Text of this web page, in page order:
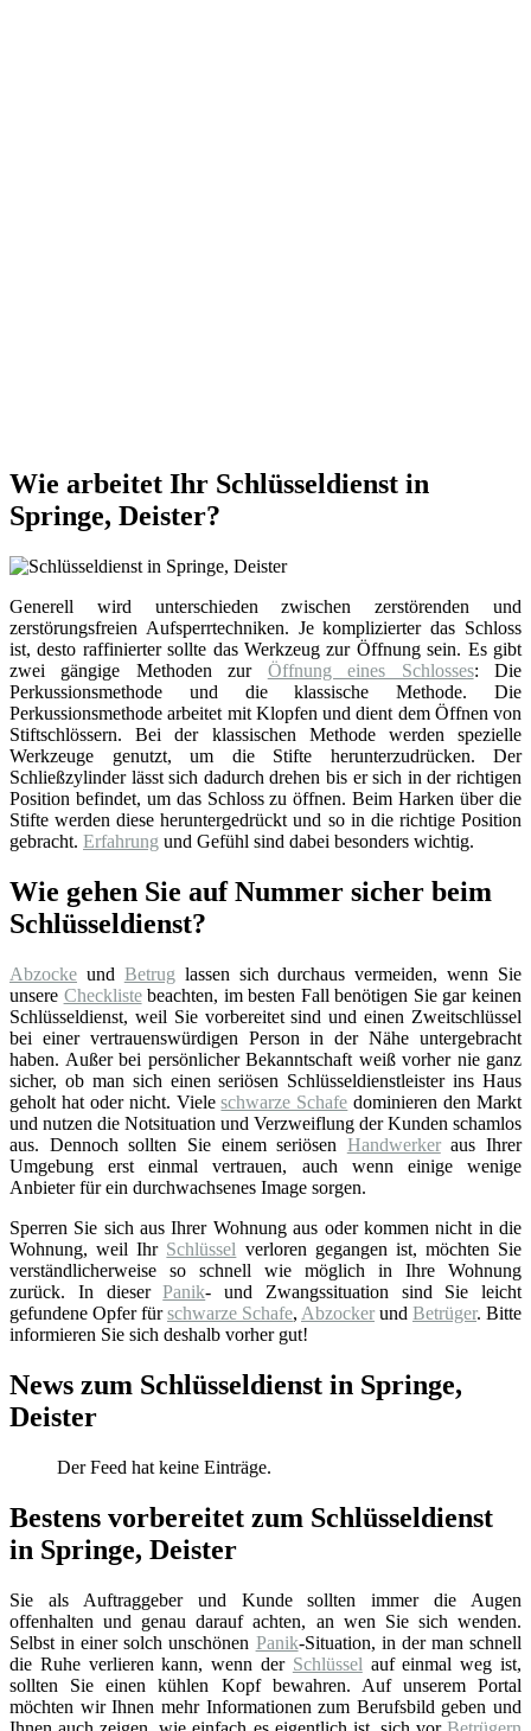
Wie arbeitet Ihr Schlüsseldienst in
Springe, Deister?
Generell wird unterschieden zwischen zerstörenden und
zerstörungsfreien Aufsperrtechniken. Je komplizierter das Schloss
ist, desto raffinierter sollte das Werkzeug zur Öffnung sein. Es gibt
zwei gängige Methoden zur Öffnung eines Schlosses: Die
Perkussionsmethode und die klassische Methode. Die
Perkussionsmethode arbeitet mit Klopfen und dient dem Öffnen von
Stiftschlössern. Bei der klassischen Methode werden spezielle
Werkzeuge genutzt, um die Stifte herunterzudrücken. Der
Schließzylinder lässt sich dadurch drehen bis er sich in der richtigen
Position befindet, um das Schloss zu öffnen. Beim Harken über die
Stifte werden diese heruntergedrückt und so in die richtige Position
gebracht. Erfahrung und Gefühl sind dabei besonders wichtig.
Wie gehen Sie auf Nummer sicher beim
Schlüsseldienst?
Abzocke und Betrug lassen sich durchaus vermeiden, wenn Sie
unsere Checklistebeachten, im besten Fall benötigen Sie gar keinen
Schlüsseldienst, weil Sie vorbereitet sind und einen Zweitschlüssel
bei einer vertrauenswürdigen Person in der Nähe untergebracht
haben. Außer bei persönlicher Bekanntschaft weiß vorher nie ganz
sicher, ob man sich einen seriösen Schlüsseldienstleister ins Haus
geholt hat oder nicht. Vieleschwarze Schafe dominieren den Markt
und nutzen die Notsituation und Verzweiflung der Kunden schamlos
aus. Dennoch sollten Sie einem seriösen Handwerkeraus Ihrer
Umgebung erst einmal vertrauen, auch wenn einige wenige
Anbieter für ein durchwachsenes Image sorgen.
Sperren Sie sich aus Ihrer Wohnung aus oder kommen nicht in die
Wohnung, weil Ihr Schlüssel verloren gegangen ist, möchten Sie
verständlicherweise so schnell wie möglich in Ihre Wohnung
zurück. In dieserPanik- und Zwangssituation sind Sie leicht
gefundene Opfer fürschwarze Schafe, Abzocker und Betrüger. Bitte
informieren Sie sich deshalb vorher gut!
News zum Schlüsseldienst in Springe,
Deister
Der Feed hat keine Einträge.
Bestens vorbereitet zum Schlüsseldienst
in Springe, Deister
Sie als Auftraggeber und Kunde sollten immer die Augen
offenhalten und genau darauf achten, an wen Sie sich wenden.
Selbst in einer solch unschönen Panik-Situation, in der man schnell
die Ruhe verlieren kann, wenn der Schlüssel auf einmal weg ist,
sollten Sie einen kühlen Kopf bewahren. Auf unserem Portal
möchten wir Ihnen mehr Informationen zum Berufsbild geben und